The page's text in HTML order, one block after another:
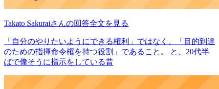
Takato Sakuraiさんの回答全文を見る
「自分のやりたいようにできる権利」ではなく、「目的到達
のための指揮命令権を持つ役割」であること。 と、20代半
ばで偉そうに指示をしている昔